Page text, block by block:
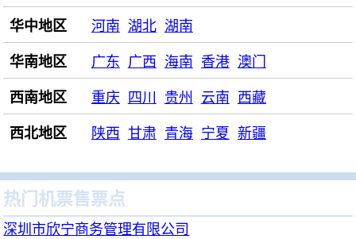
华中地区 河南 湖北 湖南
华南地区 广东 广西 海南 香港 澳门
西南地区 重庆 四川 贵州 云南 西藏
西北地区 陕西 甘肃 青海 宁夏 新疆
热门机票售票点
深圳市欣宁商务管理有限公司